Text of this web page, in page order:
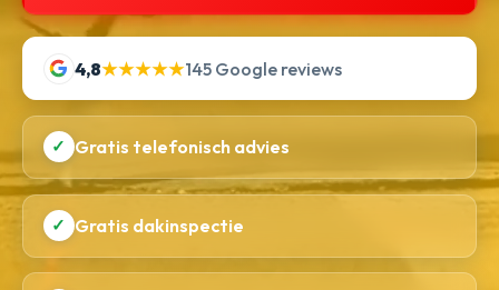
4,8★★★★★145 Google reviews
✓ Gratis telefonisch advies
✓ Gratis dakinspectie